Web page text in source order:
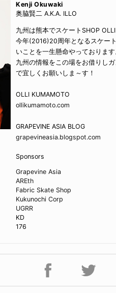
Kenji Okuwaki
奥脇賢二 A.K.A. ILLO
九州は熊本でスケートSHOP
今年(2016)20周年となるスケー
いことを一生懸命やっております
九州の情報をこの場をお借りし
で宜しくお願いしま～す！
OLLI KUMAMOTO
ollikumamoto.com
GRAPEVINE ASIA BLOG
grapevineasia.blogspot.com
Sponsors
Grapevine Asia
AREth
Fabric Skate Shop
Kukunochi Corp
UGRR
KD
176